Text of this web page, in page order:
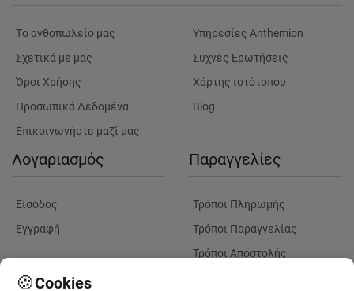
Tο ανθοπωλείο μας
Σχετικά με μας
Όροι Χρήσης
Προσωπικά Δεδομένα
Επικοινωνήστε μαζί μας
Υπηρεσίες Anthemion
Συχνές Ερωτήσεις
Χάρτης ιστότοπου
Blog
Λογαριασμός
Είσοδος
Εγγραφή
Λουλούδια
Παραγγελίες
Τρόποι Πληρωμής
Τρόποι Παραγγελίας
Τρόποι Αποστολής
🍪Cookies